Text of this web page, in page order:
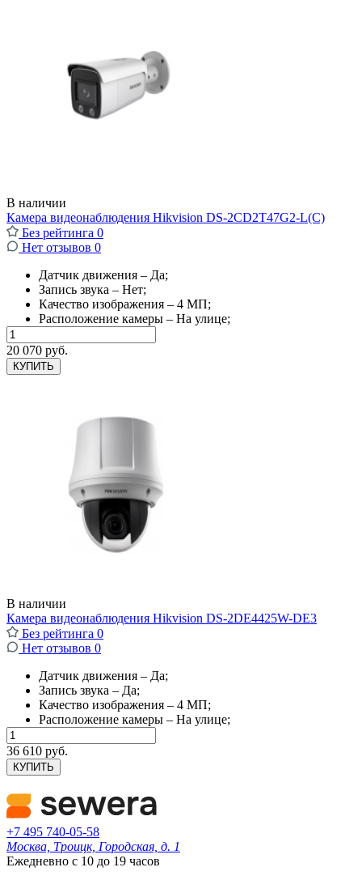
В наличии
Камера видеонаблюдения Hikvision DS-2CD2T47G2-L(C)
Без рейтинга 0
Нет отзывов 0
Датчик движения – Да;
Запись звука – Нет;
Качество изображения – 4 МП;
Расположение камеры – На улице;
20 070 руб.
КУПИТЬ
В наличии
Камера видеонаблюдения Hikvision DS-2DE4425W-DE3
Без рейтинга 0
Нет отзывов 0
Датчик движения – Да;
Запись звука – Да;
Качество изображения – 4 МП;
Расположение камеры – На улице;
36 610 руб.
КУПИТЬ
+7 495 740-05-58
Москва, Троицк, Городская, д. 1
Ежедневно с 10 до 19 часов